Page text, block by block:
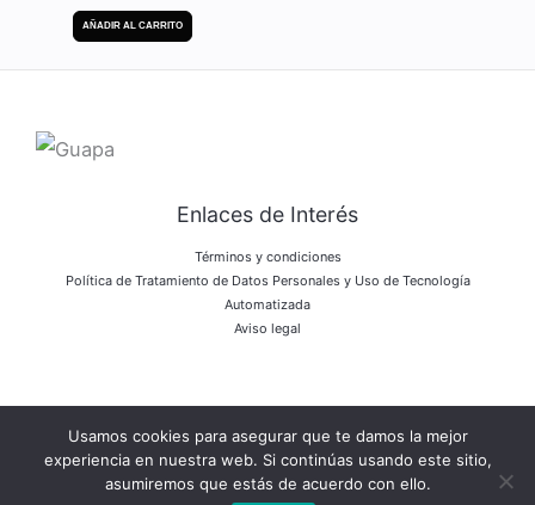
AÑADIR AL CARRITO
Enlaces de Interés
Términos y condiciones
Política de Tratamiento de Datos Personales y Uso de Tecnología
Automatizada
Aviso legal
Copyright © 2026 Bulk Company
Powered by Bulk Company
Usamos cookies para asegurar que te damos la mejor
experiencia en nuestra web. Si continúas usando este sitio,
asumiremos que estás de acuerdo con ello.